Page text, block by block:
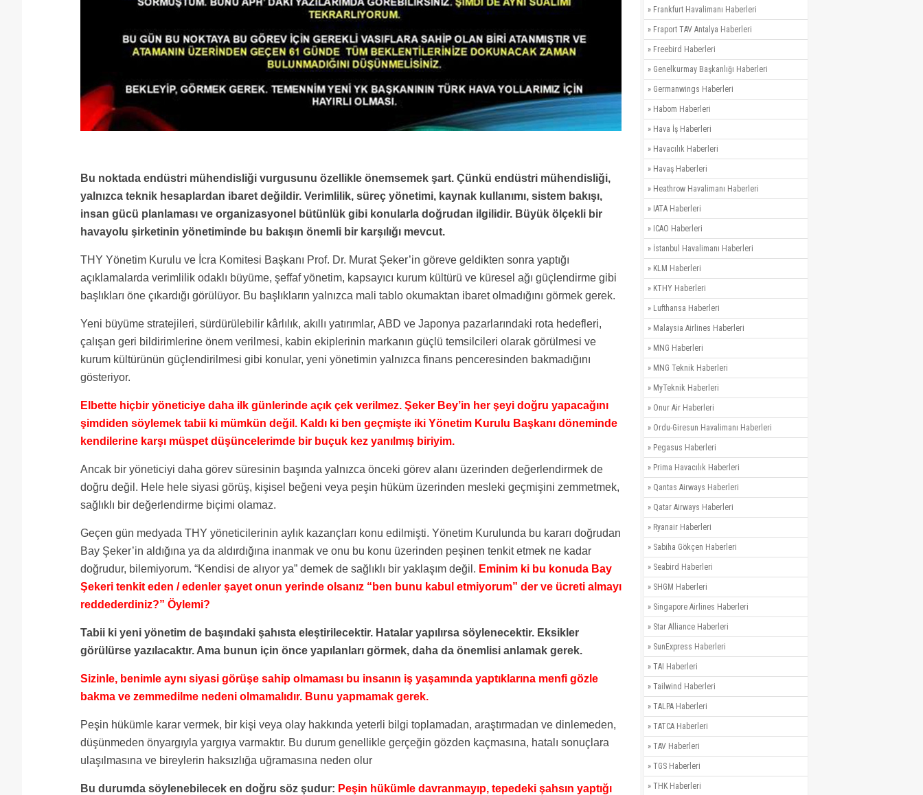
Bu noktada endüstri mühendisliği vurgusunu özellikle önemsemek şart. Çünkü endüstri mühendisliği,
yalnızca teknik hesaplardan ibaret değildir. Verimlilik, süreç yönetimi, kaynak kullanımı, sistem bakışı,
insan gücü planlaması ve organizasyonel bütünlük gibi konularla doğrudan ilgilidir. Büyük ölçekli bir
havayolu şirketinin yönetiminde bu bakışın önemli bir karşılığı mevcut.
THY Yönetim Kurulu ve İcra Komitesi Başkanı Prof. Dr. Murat Şeker’in göreve geldikten sonra yaptığı
açıklamalarda verimlilik odaklı büyüme, şeffaf yönetim, kapsayıcı kurum kültürü ve küresel ağı güçlendirme gibi
başlıkları öne çıkardığı görülüyor. Bu başlıkların yalnızca mali tablo okumaktan ibaret olmadığını görmek gerek.
Yeni büyüme stratejileri, sürdürülebilir kârlılık, akıllı yatırımlar, ABD ve Japonya pazarlarındaki rota hedefleri,
çalışan geri bildirimlerine önem verilmesi, kabin ekiplerinin markanın güçlü temsilcileri olarak görülmesi ve
kurum kültürünün güçlendirilmesi gibi konular, yeni yönetimin yalnızca finans penceresinden bakmadığını
gösteriyor.
Elbette hiçbir yöneticiye daha ilk günlerinde açık çek verilmez. Şeker Bey’in her şeyi doğru yapacağını
şimdiden söylemek tabii ki mümkün değil. Kaldı ki ben geçmişte iki Yönetim Kurulu Başkanı döneminde
kendilerine karşı müspet düşüncelerimde bir buçuk kez yanılmış biriyim.
Ancak bir yöneticiyi daha görev süresinin başında yalnızca önceki görev alanı üzerinden değerlendirmek de
doğru değil. Hele hele siyasi görüş, kişisel beğeni veya peşin hüküm üzerinden mesleki geçmişini zemmetmek,
sağlıklı bir değerlendirme biçimi olamaz.
Geçen gün medyada THY yöneticilerinin aylık kazançları konu edilmişti. Yönetim Kurulunda bu kararı doğrudan
Bay Şeker’in aldığına ya da aldırdığına inanmak ve onu bu konu üzerinden peşinen tenkit etmek ne kadar
doğrudur, bilemiyorum. “Kendisi de alıyor ya” demek de sağlıklı bir yaklaşım değil. Eminim ki bu konuda Bay
Şekeri tenkit eden / edenler şayet onun yerinde olsanız “ben bunu kabul etmiyorum” der ve ücreti almayı
reddederdiniz?” Öylemi?
Tabii ki yeni yönetim de başındaki şahısta eleştirilecektir. Hatalar yapılırsa söylenecektir. Eksikler
görülürse yazılacaktır. Ama bunun için önce yapılanları görmek, daha da önemlisi anlamak gerek.
Sizinle, benimle aynı siyasi görüşe sahip olmaması bu insanın iş yaşamında yaptıklarına menfi gözle
bakma ve zemmedilme nedeni olmamalıdır. Bunu yapmamak gerek.
Peşin hükümle karar vermek, bir kişi veya olay hakkında yeterli bilgi toplamadan, araştırmadan ve dinlemeden,
düşünmeden önyargıyla yargıya varmaktır. Bu durum genellikle gerçeğin gözden kaçmasına, hatalı sonuçlara
ulaşılmasına ve bireylerin haksızlığa uğramasına neden olur
Bu durumda söylenebilecek en doğru söz şudur: Peşin hükümle davranmayıp, tepedeki şahsın yaptığı
» Frankfurt Havalimanı Haberleri
» Fraport TAV Antalya Haberleri
» Freebird Haberleri
» Genelkurmay Başkanlığı Haberleri
» Germanwings Haberleri
» Habom Haberleri
» Hava İş Haberleri
» Havacılık Haberleri
» Havaş Haberleri
» Heathrow Havalimanı Haberleri
» IATA Haberleri
» ICAO Haberleri
» İstanbul Havalimanı Haberleri
» KLM Haberleri
» KTHY Haberleri
» Lufthansa Haberleri
» Malaysia Airlines Haberleri
» MNG Haberleri
» MNG Teknik Haberleri
» MyTeknik Haberleri
» Onur Air Haberleri
» Ordu-Giresun Havalimanı Haberleri
» Pegasus Haberleri
» Prima Havacılık Haberleri
» Qantas Airways Haberleri
» Qatar Airways Haberleri
» Ryanair Haberleri
» Sabiha Gökçen Haberleri
» Seabird Haberleri
» SHGM Haberleri
» Singapore Airlines Haberleri
» Star Alliance Haberleri
» SunExpress Haberleri
» TAI Haberleri
» Tailwind Haberleri
» TALPA Haberleri
» TATCA Haberleri
» TAV Haberleri
» TGS Haberleri
» THK Haberleri